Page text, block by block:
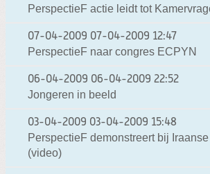
PerspectieF actie leidt tot
07-04-2009 07-04-2009 12:47
PerspectieF naar congres ECPYN
06-04-2009 06-04-2009 22:52
Jongeren in beeld
03-04-2009 03-04-2009 15:48
PerspectieF demonstreert bij
(video)